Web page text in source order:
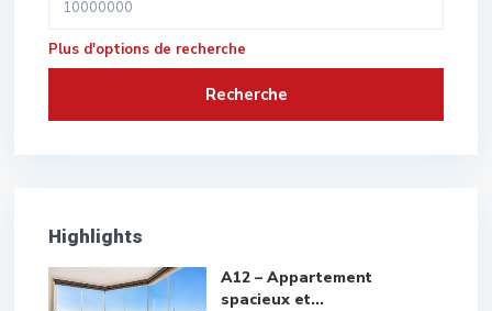
Plus d'options de recherche
Recherche
Highlights
A12 – Appartement
spacieux et...